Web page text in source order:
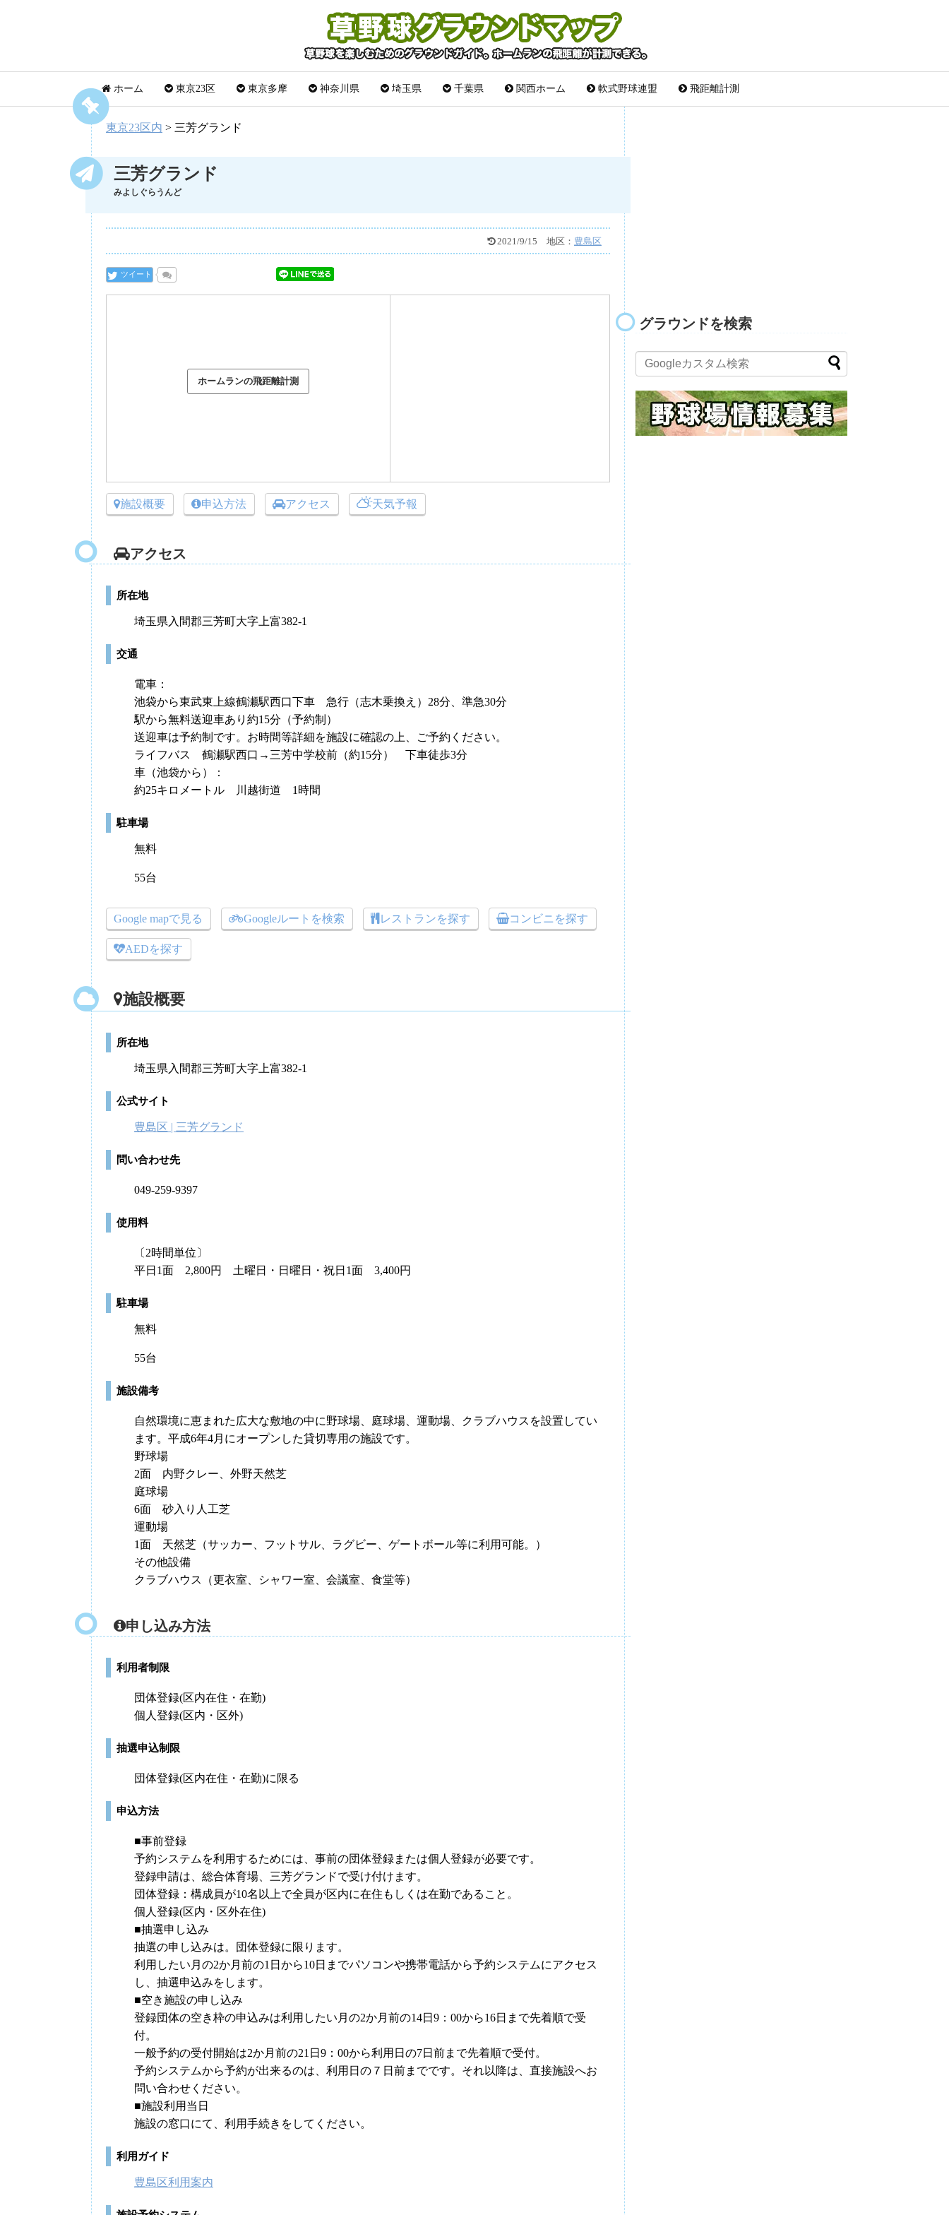
ホーム 東京23区 東京多摩 神奈川県 埼玉県 千葉県 関西ホーム 軟式野球連盟 飛距離計測
東京23区内 > 三芳グランド
三芳グランド
みよしぐらうんど
2021/9/15 地区： 豊島区
ツイート
施設概要 申込方法 アクセス 天気予報
アクセス
所在地
埼玉県入間郡三芳町大字上富382-1
交通
電車：
池袋から東武東上線鶴瀬駅西口下車 急行（志木乗換え）28分、準急30分
駅から無料送迎車あり約15分（予約制）
送迎車は予約制です。お時間等詳細を施設に確認の上、ご予約ください。
ライフバス 鶴瀬駅西口→三芳中学校前（約15分） 下車徒歩3分
車（池袋から）：
約25キロメートル 川越街道 1時間
駐車場
無料
55台
Google mapで見る Googleルートを検索 レストランを探す コンビニを探す
AEDを探す
施設概要
所在地
埼玉県入間郡三芳町大字上富382-1
公式サイト
豊島区 | 三芳グランド
問い合わせ先
049-259-9397
使用料
〔2時間単位〕
平日1面 2,800円 土曜日・日曜日・祝日1面 3,400円
駐車場
無料
55台
施設備考
自然環境に恵まれた広大な敷地の中に野球場、庭球場、運動場、クラブハウスを設置してい
ます。平成6年4月にオープンした貸切専用の施設です。
野球場
2面 内野クレー、外野天然芝
庭球場
6面 砂入り人工芝
運動場
1面 天然芝（サッカー、フットサル、ラグビー、ゲートボール等に利用可能。）
その他設備
クラブハウス（更衣室、シャワー室、会議室、食堂等）
申し込み方法
利用者制限
団体登録(区内在住・在勤)
個人登録(区内・区外)
抽選申込制限
団体登録(区内在住・在勤)に限る
申込方法
■事前登録
予約システムを利用するためには、事前の団体登録または個人登録が必要です。
登録申請は、総合体育場、三芳グランドで受け付けます。
団体登録：構成員が10名以上で全員が区内に在住もしくは在勤であること。
個人登録(区内・区外在住)
■抽選申し込み
抽選の申し込みは。団体登録に限ります。
利用したい月の2か月前の1日から10日までパソコンや携帯電話から予約システムにアクセス
し、抽選申込みをします。
■空き施設の申し込み
登録団体の空き枠の申込みは利用したい月の2か月前の14日9：00から16日まで先着順で受
付。
一般予約の受付開始は2か月前の21日9：00から利用日の7日前まで先着順で受付。
予約システムから予約が出来るのは、利用日の７日前までです。それ以降は、直接施設へお
問い合わせください。
■施設利用当日
施設の窓口にて、利用手続きをしてください。
利用ガイド
豊島区利用案内
グラウンドを検索